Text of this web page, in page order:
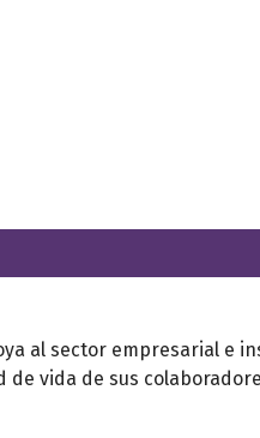
al sector empresarial e
de vida de sus